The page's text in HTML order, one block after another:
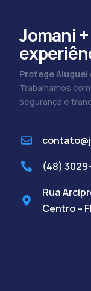
Jomani
Protege Aluguel
Trabalhamos
segurança e
(48)
Rua
Centro –